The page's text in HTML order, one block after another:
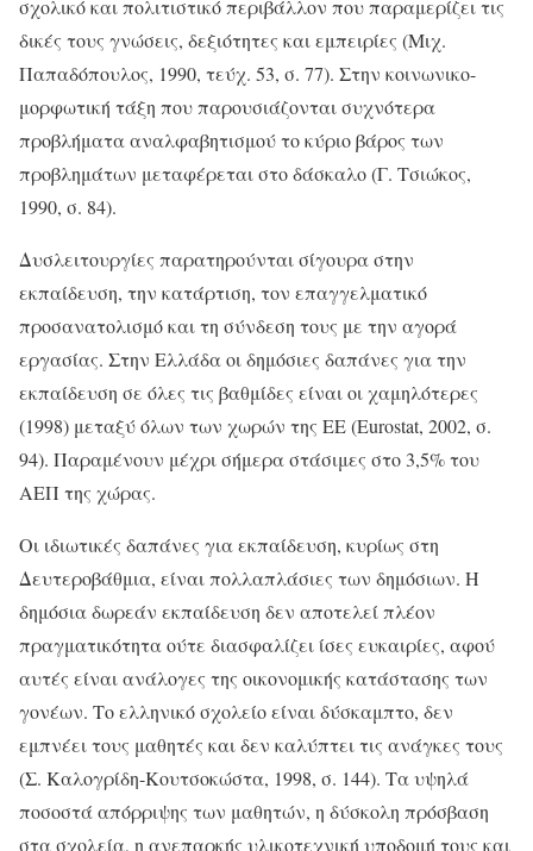
σχολικό και πολιτιστικό περιβάλλον που παραμερίζει τις
δικές τους γνώσεις, δεξιότητες και εμπειρίες (Μιχ.
Παπαδόπουλος, 1990, τεύχ. 53, σ. 77). Στην κοινωνικο-
μορφωτική τάξη που παρουσιάζονται συχνότερα
προβλήματα αναλφαβητισμού το κύριο βάρος των
προβλημάτων μεταφέρεται στο δάσκαλο (Γ. Τσιώκος,
1990, σ. 84).
Δυσλειτουργίες παρατηρούνται σίγουρα στην
εκπαίδευση, την κατάρτιση, τον επαγγελματικό
προσανατολισμό και τη σύνδεση τους με την αγορά
εργασίας. Στην Ελλάδα οι δημόσιες δαπάνες για την
εκπαίδευση σε όλες τις βαθμίδες είναι οι χαμηλότερες
(1998) μεταξύ όλων των χωρών της ΕΕ (Eurostat, 2002, σ.
94). Παραμένουν μέχρι σήμερα στάσιμες στο 3,5% του
ΑΕΠ της χώρας.
Οι ιδιωτικές δαπάνες για εκπαίδευση, κυρίως στη
Δευτεροβάθμια, είναι πολλαπλάσιες των δημόσιων. Η
δημόσια δωρεάν εκπαίδευση δεν αποτελεί πλέον
πραγματικότητα ούτε διασφαλίζει ίσες ευκαιρίες, αφού
αυτές είναι ανάλογες της οικονομικής κατάστασης των
γονέων. Το ελληνικό σχολείο είναι δύσκαμπτο, δεν
εμπνέει τους μαθητές και δεν καλύπτει τις ανάγκες τους
(Σ. Καλογρίδη-Κουτσοκώστα, 1998, σ. 144). Τα υψηλά
ποσοστά απόρριψης των μαθητών, η δύσκολη πρόσβαση
στα σχολεία, η ανεπαρκής υλικοτεχνική υποδομή τους και